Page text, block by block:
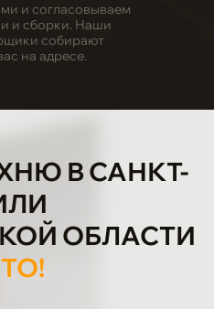
и согласовываем
и сборки. Наши
собирают
на адресе.
В САНКТ-
ОБЛАСТИ